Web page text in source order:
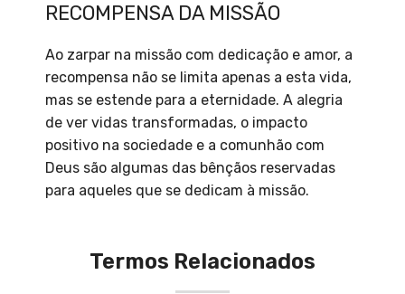
RECOMPENSA DA MISSÃO
Ao zarpar na missão com dedicação e amor, a
recompensa não se limita apenas a esta vida,
mas se estende para a eternidade. A alegria
de ver vidas transformadas, o impacto
positivo na sociedade e a comunhão com
Deus são algumas das bênçãos reservadas
para aqueles que se dedicam à missão.
Termos Relacionados